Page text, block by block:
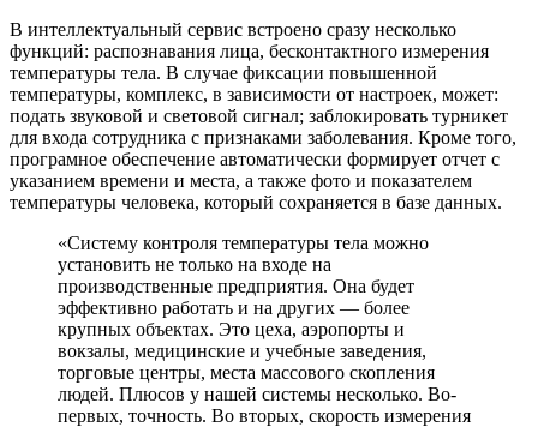
В интеллектуальный сервис встроено сразу несколько
функций: распознавания лица, бесконтактного измерения
температуры тела. В случае фиксации повышенной
температуры, комплекс, в зависимости от настроек, может:
подать звуковой и световой сигнал; заблокировать турникет
для входа сотрудника с признаками заболевания. Кроме того,
програмное обеспечение автоматически формирует отчет с
указанием времени и места, а также фото и показателем
температуры человека, который сохраняется в базе данных.
«Систему контроля температуры тела можно
установить не только на входе на
производственные предприятия. Она будет
эффективно работать и на других — более
крупных объектах. Это цеха, аэропорты и
вокзалы, медицинские и учебные заведения,
торговые центры, места массового скопления
людей. Плюсов у нашей системы несколько. Во-
первых, точность. Во вторых, скорость измерения